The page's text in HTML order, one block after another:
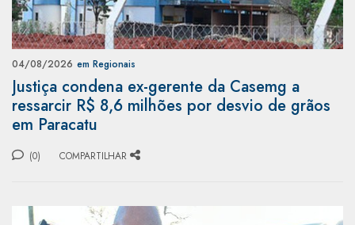
04/08/2026 em Regionais
Justiça condena ex-gerente da Casemg a
ressarcir R$ 8,6 milhões por desvio de grãos
em Paracatu
(0) COMPARTILHAR